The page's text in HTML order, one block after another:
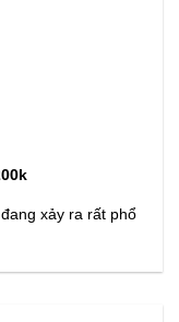
xảy ra rất phổ